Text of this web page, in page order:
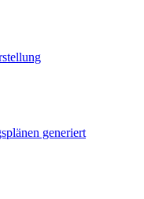
generiert